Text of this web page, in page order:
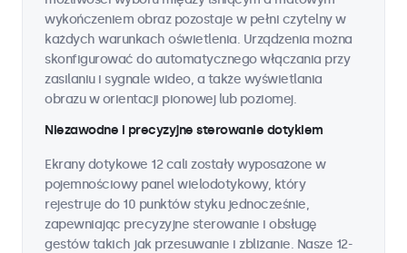
wykończeniem obraz pozostaje w pełni czytelny w
każdych warunkach oświetlenia. Urządzenia można
skonfigurować do automatycznego włączania przy
zasilaniu i sygnale wideo, a także wyświetlania
obrazu w orientacji pionowej lub poziomej.
Niezawodne i precyzyjne sterowanie dotykiem
Ekrany dotykowe 12 cali zostały wyposażone w
pojemnościowy panel wielodotykowy, który
rejestruje do 10 punktów styku jednocześnie,
zapewniając precyzyjne sterowanie i obsługę
gestów takich jak przesuwanie i zbliżanie. Nasze 12-